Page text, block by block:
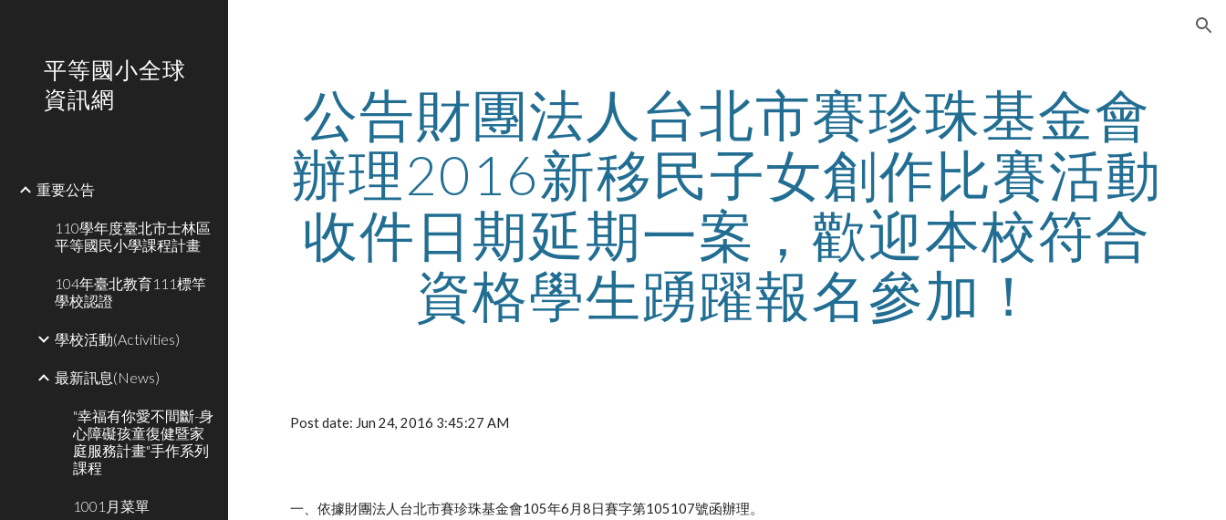
平等國小全球
資訊網
重要公告
110學年度臺北市士林區
平等國民小學課程計畫
104年臺北教育111標竿
學校認證
學校活動(Activities)
最新訊息(News)
"幸福有你愛不間斷-身
心障礙孩童復健暨家
庭服務計畫"手作系列
課程
1001月菜單
公告財團法人台北市賽珍珠基金會
辦理2016新移民子女創作比賽活動
收件日期延期一案，歡迎本校符合
資格學生踴躍報名參加！
Post date: Jun 24, 2016 3:45:27 AM
一、依據財團法人台北市賽珍珠基金會105年6月8日賽字第105107號函辦理。